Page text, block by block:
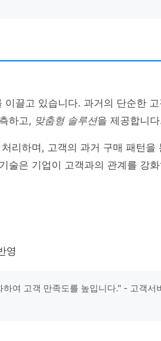
이끌고 있습니다. 과거의 단순한
하고, 맞춤형 솔루션을 제공합니
리하며, 고객의 과거 구매 패턴을
술은 기업이 고객과의 관계를 강
영
하여 고객 만족도를 높입니다." - 고객서